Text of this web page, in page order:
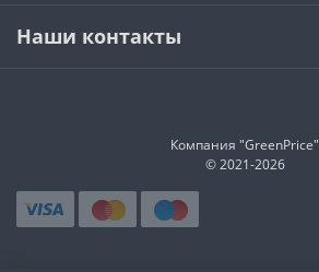
Наши контакты
Компания "GreenPrice"
© 2021-2026